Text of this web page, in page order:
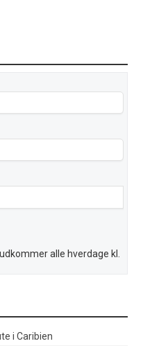
alle hverdage kl.
i Caribien